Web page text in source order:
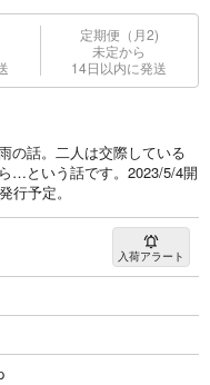
定期便（月2)
未定から
14日以内に発送
の話。二人は交際している
…という話です。2023/5/4開
行予定。
入荷アラート